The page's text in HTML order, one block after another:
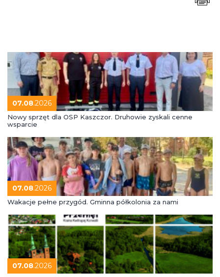
07.08.2026
Nowy sprzęt dla OSP Kaszczor. Druhowie zyskali cenne
wsparcie
07.08.2026
Wakacje pełne przygód. Gminna półkolonia za nami
07.08.2026